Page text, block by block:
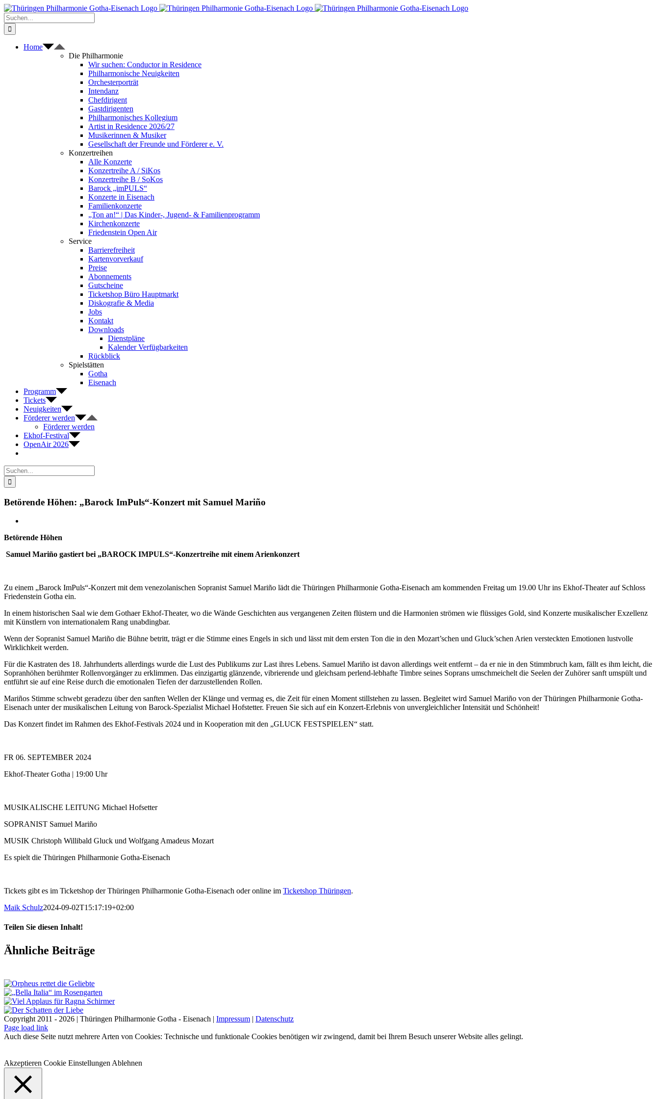
Zum
Inhalt
springen
Suche
nach:
Home
Die Philharmonie
Wir suchen: Conductor in Residence
Philharmonische Neuigkeiten
Orchesterporträt
Intendanz
Chefdirigent
Gastdirigenten
Philharmonisches Kollegium
Artist in Residence 2026/27
Musikerinnen & Musiker
Gesellschaft der Freunde und Förderer e. V.
Konzertreihen
Alle Konzerte
Konzertreihe A / SiKos
Konzertreihe B / SoKos
Barock „imPULS“
Konzerte in Eisenach
Familienkonzerte
„Ton an!“ | Das Kinder-, Jugend- & Familienprogramm
Kirchenkonzerte
Friedenstein Open Air
Service
Barrierefreiheit
Kartenvorverkauf
Preise
Abonnements
Gutscheine
Ticketshop Büro Hauptmarkt
Diskografie & Media
Jobs
Kontakt
Downloads
Dienstpläne
Kalender Verfügbarkeiten
Rückblick
Spielstätten
Gotha
Eisenach
Programm
Tickets
Neuigkeiten
Förderer werden
Förderer werden
Ekhof-Festival
OpenAir 2026
Suche
nach:
Betörende Höhen: „Barock ImPuls“-Konzert mit Samuel Mariño
Bild
Betörende Höhen
Samuel Mariño gastiert bei „BAROCK IMPULS“-Konzertreihe mit einem Arienkonzert
Zu einem „Barock ImPuls“-Konzert mit dem venezolanischen Sopranist Samuel Mariño lädt die Thüringen Philharmonie Gotha-Eisenach am kommenden Freitag um 19.00 Uhr ins Ekhof-Theater auf Schloss
Friedenstein Gotha ein.
In einem historischen Saal wie dem Gothaer Ekhof-Theater, wo die Wände Geschichten aus vergangenen Zeiten flüstern und die Harmonien strömen wie flüssiges Gold, sind Konzerte musikalischer Exzellenz
mit Künstlern von internationalem Rang unabdingbar.
Wenn der Sopranist Samuel Mariño die Bühne betritt, trägt er die Stimme eines Engels in sich und lässt mit dem ersten Ton die in den Mozart’schen und Gluck’schen Arien versteckten Emotionen lustvolle
Wirklichkeit werden.
Für die Kastraten des 18. Jahrhunderts allerdings wurde die Lust des Publikums zur Last ihres Lebens. Samuel Mariño ist davon allerdings weit entfernt – da er nie in den Stimmbruch kam, fällt es ihm leicht, die
Sopranhöhen berühmter Rollenvorgänger zu erklimmen. Das einzigartig glänzende, vibrierende und gleichsam perlend-lebhafte Timbre seines Soprans umschmeichelt die Seelen der Zuhörer sanft umspült und
entführt sie auf eine Reise durch die emotionalen Tiefen der darzustellenden Rollen.
Mariños Stimme schwebt geradezu über den sanften Wellen der Klänge und vermag es, die Zeit für einen Moment stillstehen zu lassen. Begleitet wird Samuel Mariño von der Thüringen Philharmonie Gotha-
Eisenach unter der musikalischen Leitung von Barock-Spezialist Michael Hofstetter. Freuen Sie sich auf ein Konzert-Erlebnis von unvergleichlicher Intensität und Schönheit!
Das Konzert findet im Rahmen des Ekhof-Festivals 2024 und in Kooperation mit den „GLUCK FESTSPIELEN“ statt.
FR 06. SEPTEMBER 2024
Ekhof-Theater Gotha | 19:00 Uhr
MUSIKALISCHE LEITUNG Michael Hofsetter
SOPRANIST Samuel Mariño
MUSIK Christoph Willibald Gluck und Wolfgang Amadeus Mozart
Es spielt die Thüringen Philharmonie Gotha-Eisenach
Tickets gibt es im Ticketshop der Thüringen Philharmonie Gotha-Eisenach oder online im Ticketshop Thüringen.
Maik Schulz2024-09-02T15:17:19+02:00
Teilen Sie diesen Inhalt!
Facebook
X
LinkedIn
E-
Mail
Ähnliche Beiträge
Copyright 2011 - 2026 | Thüringen Philharmonie Gotha - Eisenach | Impressum | Datenschutz
Facebook
Instagram
WhatsApp
YouTube
E-
Mail
Telefon
Page load link
Auch diese Seite nutzt mehrere Arten von Cookies: Technische und funktionale Cookies benötigen wir zwingend, damit bei Ihrem Besuch unserer Website alles gelingt.
Akzeptieren Cookie Einstellungen Ablehnen